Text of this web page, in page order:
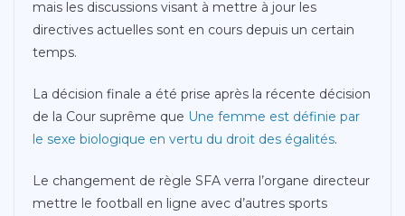
mais les discussions visant à mettre à jour les
directives actuelles sont en cours depuis un certain
temps.
La décision finale a été prise après la récente décision
de la Cour suprême que Une femme est définie par
le sexe biologique en vertu du droit des égalités.
Le changement de règle SFA verra l’organe directeur
mettre le football en ligne avec d’autres sports